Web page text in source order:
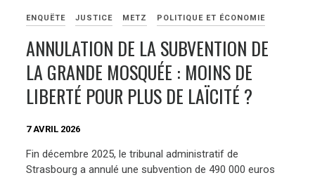
ENQUËTE JUSTICE METZ POLITIQUE ET ÉCONOMIE
ANNULATION DE LA SUBVENTION DE
LA GRANDE MOSQUÉE : MOINS DE
LIBERTÉ POUR PLUS DE LAÏCITÉ ?
7 AVRIL 2026
Fin décembre 2025, le tribunal administratif de
Strasbourg a annulé une subvention de 490 000 euros